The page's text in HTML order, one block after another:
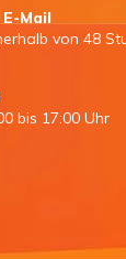
Mail
von 48
bis 17:00 Uhr